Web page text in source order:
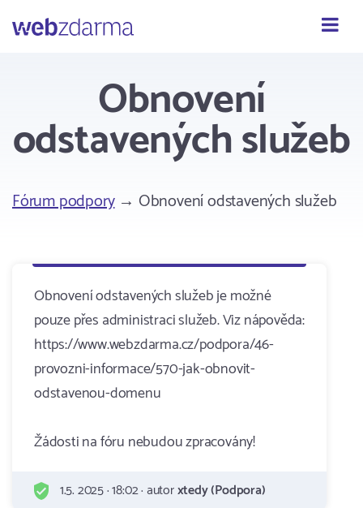
Webzdarma
Obnovení
odstavených služeb
Fórum podpory→ Obnovení odstavených služeb
Obnovení odstavených služeb je možné
pouze přes administraci služeb. Viz nápověda:
https://www.webzdarma.cz/podpora/46-
provozni-informace/570-jak-obnovit-
odstavenou-domenu
Žádosti na fóru nebudou zpracovány!
1.5. 2025 · 18:02 · autorxtedy (Podpora)